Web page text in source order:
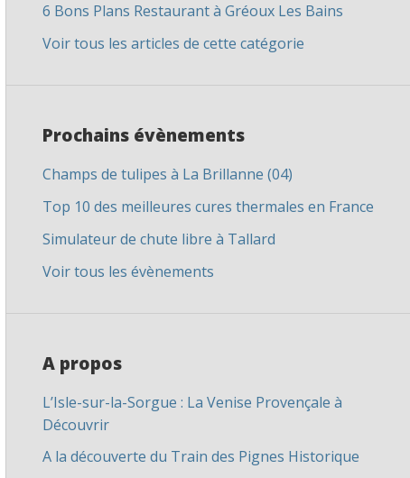
6 Bons Plans Restaurant à Gréoux Les Bains
Voir tous les articles de cette catégorie
Prochains évènements
Champs de tulipes à La Brillanne (04)
Top 10 des meilleures cures thermales en France
Simulateur de chute libre à Tallard
Voir tous les évènements
A propos
L’Isle-sur-la-Sorgue : La Venise Provençale à
Découvrir
A la découverte du Train des Pignes Historique